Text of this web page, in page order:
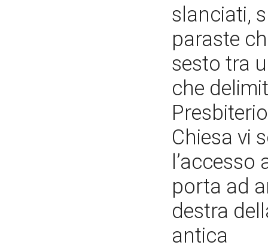
slanciati,
paraste
sesto tra
che
Chiesa vi
porta ad
destra
antica